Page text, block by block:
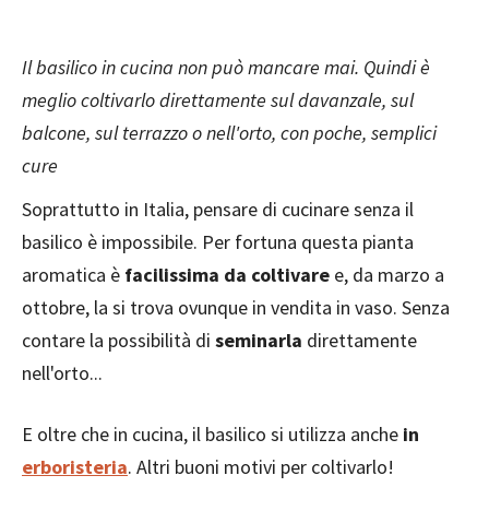
Il basilico in cucina non può mancare mai. Quindi è
meglio coltivarlo direttamente sul davanzale, sul
balcone, sul terrazzo o nell'orto, con poche, semplici
cure
Soprattutto in Italia, pensare di cucinare senza il
basilico è impossibile. Per fortuna questa pianta
aromatica è facilissima da coltivare e, da marzo a
ottobre, la si trova ovunque in vendita in vaso. Senza
contare la possibilità di seminarla direttamente
nell'orto...
E oltre che in cucina, il basilico si utilizza anche in
erboristeria. Altri buoni motivi per coltivarlo!